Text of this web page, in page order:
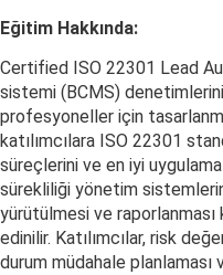
Eğitim Hakkında:
Certified ISO 22301 Lead
sistemi (BCMS)
profesyoneller için
katılımcılara ISO 22301
süreçlerini ve en iyi
sürekliliği yönetim
yürütülmesi ve raporlanması
edinilir. Katılımcılar, risk
durum müdahale